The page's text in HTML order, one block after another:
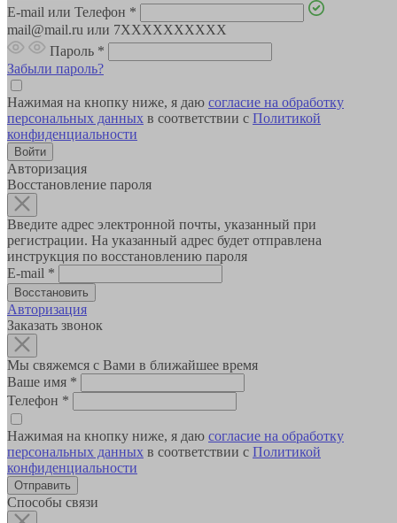
E-mail или Телефон *
mail@mail.ru или 7XXXXXXXXXX
Пароль *
Забыли пароль?
Нажимая на кнопку ниже, я даю согласие на обработку
персональных данных в соответствии с Политикой
конфиденциальности
Авторизация
Восстановление пароля
Введите адрес электронной почты, указанный при
регистрации. На указанный адрес будет отправлена
инструкция по восстановлению пароля
E-mail *
Авторизация
Заказать звонок
Мы свяжемся с Вами в ближайшее время
Ваше имя *
Телефон *
Нажимая на кнопку ниже, я даю согласие на обработку
персональных данных в соответствии с Политикой
конфиденциальности
Способы связи